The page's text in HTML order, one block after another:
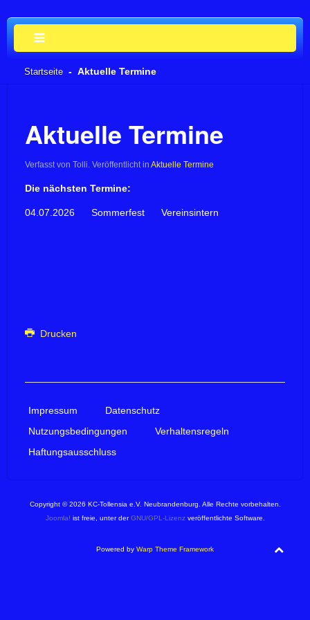
Startseite Aktuelle Termine
Aktuelle Termine
Verfasst von Tolli. Veröffentlicht in Aktuelle Termine
Die nächsten Termine:
04.07.2026 Sommerfest Vereinsintern
Drucken
Impressum
Datenschutz
Nutzungsbedingungen
Verhaltensregeln
Haftungsausschluss
Copyright © 2026 KC-Tollensia e.V. Neubrandenburg. Alle Rechte vorbehalten.
Joomla! ist freie, unter derGNU/GPL-Lizenzveröffentlichte Software.
Powered by Warp Theme Framework